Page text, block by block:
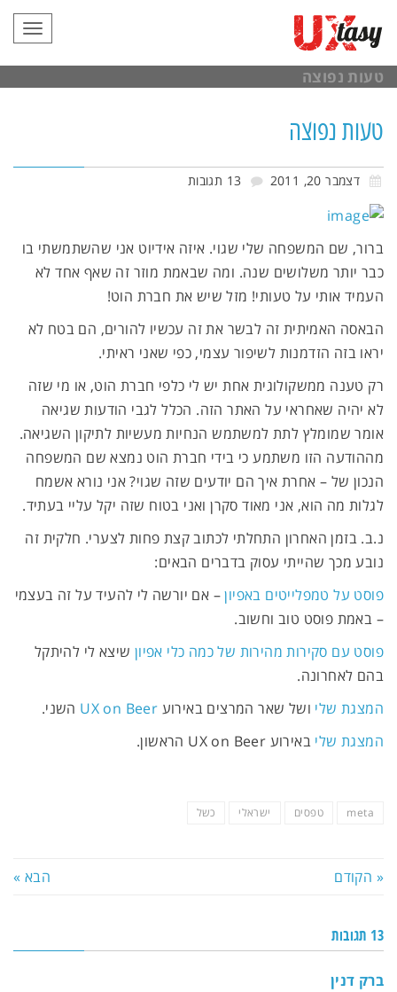
טעות נפוצה
טעות נפוצה
דצמבר 20, 2011 13 תגובות
ברור, שם המשפחה שלי שגוי. איזה אידיוט אני שהשתמשתי בו
כבר יותר משלושים שנה. ומה שבאמת מוזר זה שאף אחד לא
העמיד אותי על טעותי! מזל שיש את חברת הוט!
הבאסה האמיתית זה לבשר את זה עכשיו להורים, הם בטח לא
יראו בזה הזדמנות לשיפור עצמי, כפי שאני ראיתי.
רק טענה ממשקולוגית אחת יש לי כלפי חברת הוט, או מי שזה
לא יהיה שאחראי על האתר הזה. הכלל לגבי הודעות שגיאה
אומר שמומלץ לתת למשתמש הנחיות מעשיות לתיקון השגיאה.
מההודעה הזו משתמע כי בידי חברת הוט נמצא שם המשפחה
הנכון של – אחרת איך הם יודעים שזה שגוי? אני נורא אשמח
לגלות מה הוא, אני מאוד סקרן ואני בטוח שזה יקל עליי בעתיד.
נ.ב. בזמן האחרון התחלתי לכתוב קצת פחות לצערי. חלקית זה
נובע מכך שהייתי עסוק בדברים הבאים:
פוסט על טמפלייטים באפיון– אם יורשה לי להעיד על זה בעצמי
– באמת פוסט טוב וחשוב.
פוסט עם סקירות מהירות של כמה כלי אפיון שיצא לי להיתקל
בהם לאחרונה.
המצגת שלי ושל שאר המרצים באירוע UX on Beer השני.
המצגת שלי באירוע UX on Beer הראשון.
meta טפסים ישראלי כשל
« הקודם הבא »
13 תגובות
ברק דנין